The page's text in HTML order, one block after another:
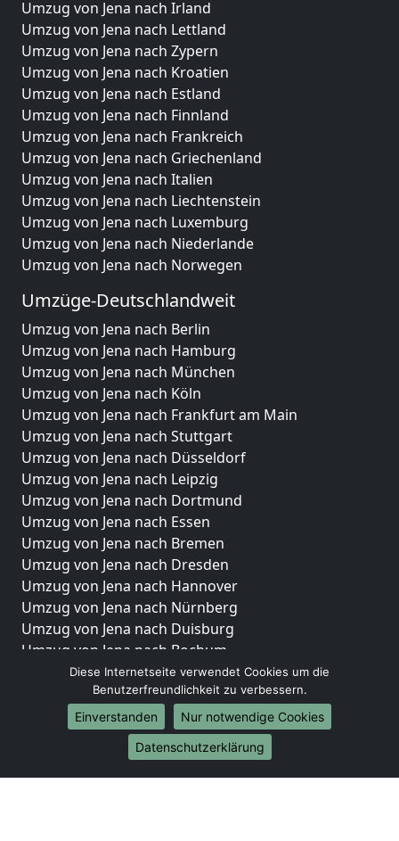
Umzug von Jena nach Irland
Umzug von Jena nach Lettland
Umzug von Jena nach Zypern
Umzug von Jena nach Kroatien
Umzug von Jena nach Estland
Umzug von Jena nach Finnland
Umzug von Jena nach Frankreich
Umzug von Jena nach Griechenland
Umzug von Jena nach Italien
Umzug von Jena nach Liechtenstein
Umzug von Jena nach Luxemburg
Umzug von Jena nach Niederlande
Umzug von Jena nach Norwegen
Umzüge-Deutschlandweit
Umzug von Jena nach Berlin
Umzug von Jena nach Hamburg
Umzug von Jena nach München
Umzug von Jena nach Köln
Umzug von Jena nach Frankfurt am Main
Umzug von Jena nach Stuttgart
Umzug von Jena nach Düsseldorf
Umzug von Jena nach Leipzig
Umzug von Jena nach Dortmund
Umzug von Jena nach Essen
Umzug von Jena nach Bremen
Umzug von Jena nach Dresden
Umzug von Jena nach Hannover
Umzug von Jena nach Nürnberg
Umzug von Jena nach Duisburg
Umzug von Jena nach Bochum
Umzug von Jena nach Wuppertal
Umzug von Jena nach Bielefeld
Umzug von Jena nach Bonn
Umzug von Jena nach Münster
Diese Internetseite verwendet Cookies um die
Benutzerfreundlichkeit zu verbessern.
Einverstanden
Nur notwendige Cookies
Datenschutzerklärung